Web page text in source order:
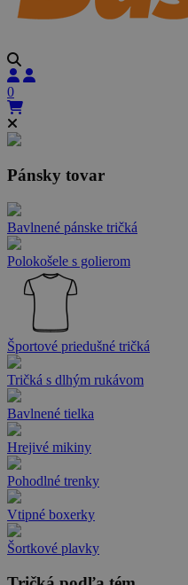
0
Pánsky tovar
Bavlnené pánske tričká
Polokošele s golierom
Športové priedušné tričká
Tričká s dlhým rukávom
Bavlnené tielka
Hrejivé mikiny
Pohodlné trenky
Vtipné boxerky
Šortkové plavky